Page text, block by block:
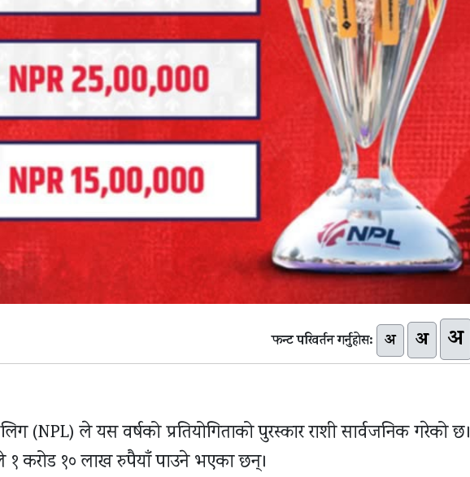
फन्ट परिवर्तन गर्नुहोस: अ अ अ
(NPL) ले यस वर्षको प्रतियोगिताको पुरस्कार राशी सार्वजनिक गरेको छ।
करोड १० लाख रुपैयाँ पाउने भएका छन्।